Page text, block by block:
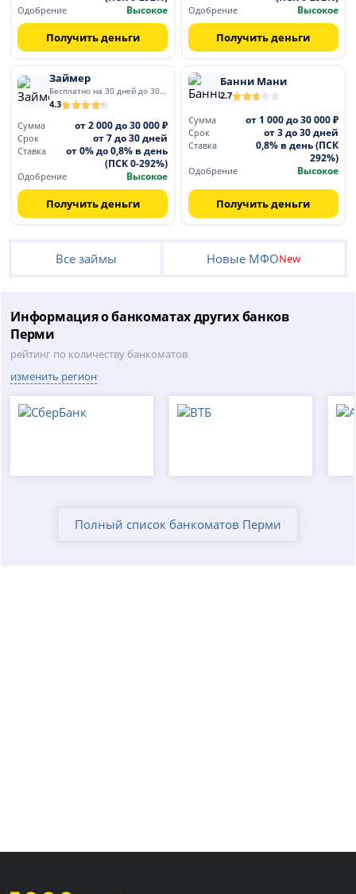
Одобрение Высокое
Получить деньги
Одобрение Высокое
Получить деньги
Займер
Бесплатно на 30 дней до 30 000
4.3
Сумма
от 2 000 до 30 000 ₽
Срок от 7 до 30 дней
Ставка
от 0% до 0,8% в день
(ПСК 0-292%)
Одобрение Высокое
Получить деньги
Банни Мани
2.7
Сумма от 1 000 до 30 000 ₽
Срок от 3 до 30 дней
Ставка
0,8% в день (ПСК
292%)
Одобрение Высокое
Получить деньги
Все займы Новые МФОNew
Информация о банкоматах других банков
Перми
рейтинг по количеству банкоматов
изменить регион
Полный список банкоматов Перми